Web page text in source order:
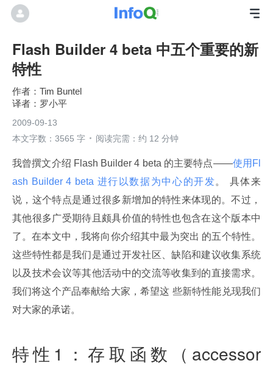
Flash Builder 4 beta 中五个重要的新
特性
Tim Buntel
罗小平
2009-09-13
本文字数：3565 字
阅读完需：约 12 分钟
我曾撰文介绍 Flash Builder 4 beta 的主要特点——使用Fl
ash Builder 4 beta 进行以数据为中心的开发。 具体来
说，这个特点是通过很多新增加的特性来体现的。不过，
其他很多广受期待且颇具价值的特性也包含在这个版本中
了。在本文中，我将向你介绍其中最为突出 的五个特性。
这些特性都是我们是通过开发社区、缺陷和建议收集系统
以及技术会议等其他活动中的交流等收集到的直接需求。
我们将这个产品奉献给大家，希望这 些新特性能兑现我们
对大家的承诺。
特性1：存取函数（accessor